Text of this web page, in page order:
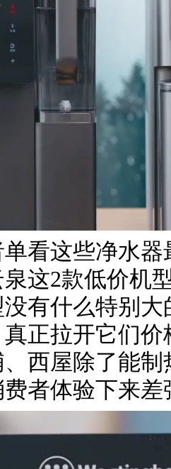
看这些净水
这2款低价机
有什么特别
正拉开它们
西屋除了能
者体验下来差